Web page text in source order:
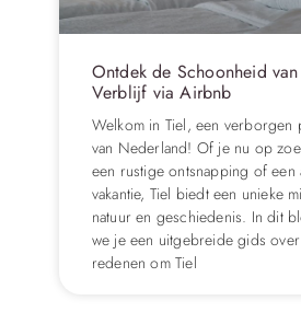
Ontdek de Schoonheid
Verblijf via Airbnb
Welkom in Tiel, een verborgen
van Nederland! Of je nu op
een rustige ontsnapping of een
vakantie, Tiel biedt een unieke
natuur en geschiedenis. In dit
we je een uitgebreide gids
redenen om Tiel